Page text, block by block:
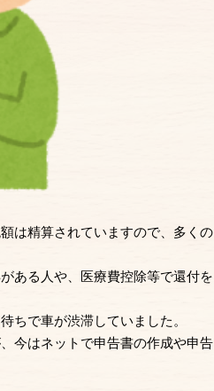
は精算されていますので、多くの
ある人や、医療費控除等で還付を
ちで車が渋滞していました。
今はネットで申告書の作成や申告